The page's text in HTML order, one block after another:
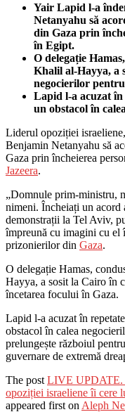
Yair Lapid l-a
Netanyahu să
din Gaza prin
în Egipt.
O delegație
Khalil al-Hayya, a
negocierilor
Lapid l-a acuzat în
un obstacol în
Liderul opoziției
Benjamin Netanyahu să
Gaza prin încheierea
Jazeera.
„Domnule prim-ministru,
nimeni. Încheiați un acord
demonstrații la Tel Aviv,
împreună cu imagini cu
prizonierilor din Gaza.
O delegație Hamas,
Hayya, a sosit la Cairo în
încetarea focului în Gaza.
Lapid l-a acuzat în
obstacol în calea
prelungește războiul
guvernare de extremă
The post LIVE UPDATE.
opoziției israeliene îi cere
appeared first on Aleph